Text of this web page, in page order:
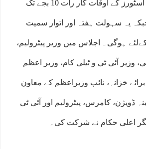
گروسری اور کریانہ اسٹورز کے اوقات کار رات 10 بجے تک
یہ سہولت ہفتہ اور اتوار سمیت
ہوگی۔ اجلاس میں وزیر پیٹرولیم،
وزیر آئی ٹی و ٹیلی کام، وزیر اعظم
خزانہ، نائب وزیراعظم کے معاون
کامرس، پیٹرولیم اور آئی ٹی
اعلی حکام نے شرکت کی۔